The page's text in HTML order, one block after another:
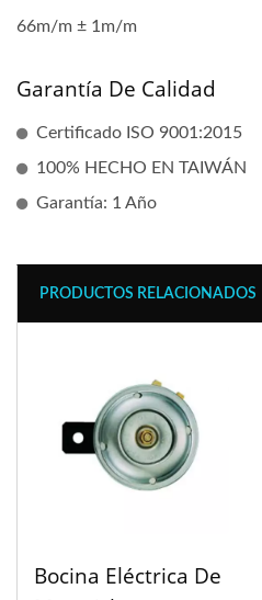
66m/m ± 1m/m
Garantía De Calidad
Certificado ISO 9001:2015
100% HECHO EN TAIWÁN
Garantía: 1 Año
PRODUCTOS RELACIONADOS
Bocina Eléctrica De